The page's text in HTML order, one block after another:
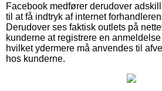
Facebook medfører derudover
til at få indtryk af internet
Derudover ses faktisk outlets på
kunderne at registrere en
hvilket ydermere må anvendes til
hos kunderne.